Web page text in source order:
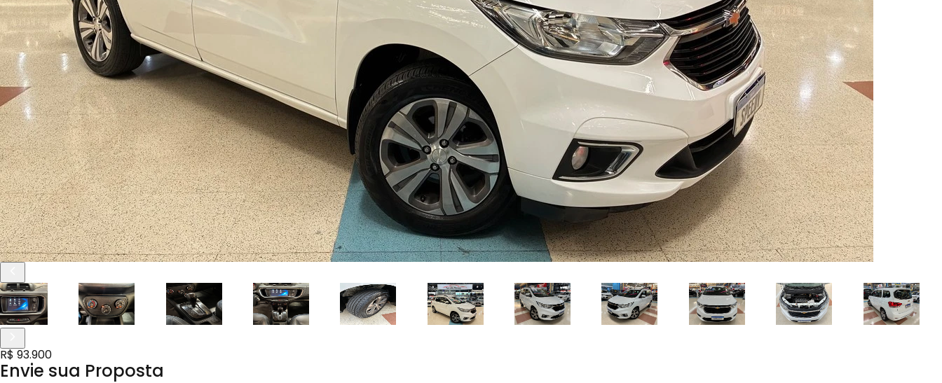
R$ 93.900
Envie sua Proposta